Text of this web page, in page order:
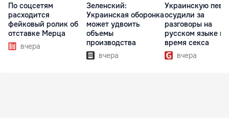
По соцсетям
расходится
фейковый ролик об
отставке Мерца
вчера
Зеленский:
Украинская оборонка
может удвоить
объемы
производства
вчера
Украинскую
осудили за
разговоры на
русском языке во
время секса
вчера